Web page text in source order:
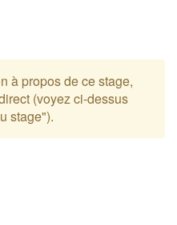
à propos de ce stage,
(voyez ci-dessus
stage").